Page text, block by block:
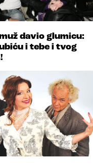
davio glumicu:
i tebe i tvog